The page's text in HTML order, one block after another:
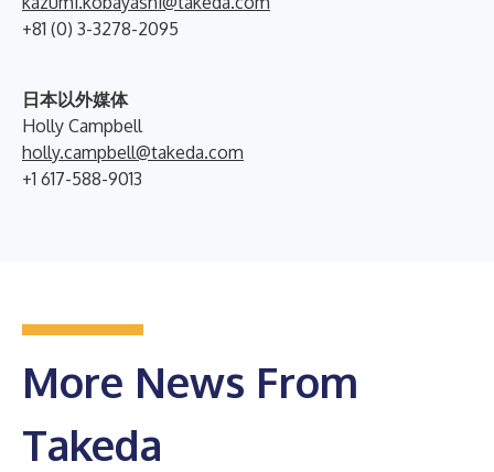
+81 (0) 3-3278-2095
日本以外媒体
Holly Campbell
holly.campbell@takeda.com
+1 617-588-9013
More News From
Takeda